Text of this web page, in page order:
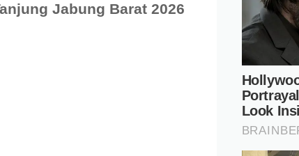
Jabung Barat 2026